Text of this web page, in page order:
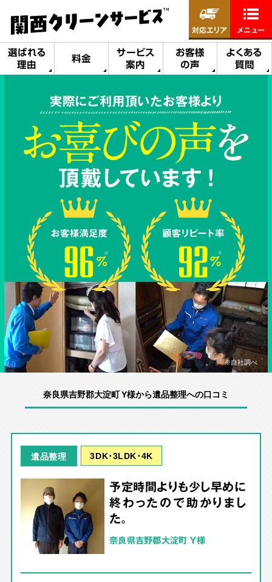
選ばれる
理由
料金
サービス
案内
お客様
の声
よくある
質問
対応エリア メニュー
実際にご利用頂いたお客様より
※自社調べ
奈良県吉野郡大淀町 Y様から遺品整理への口コミ
遺品整理 3DK･3LDK･4K
予定時間よりも少し早めに
終わったので助かりまし
た。
奈良県吉野郡大淀町 Y様